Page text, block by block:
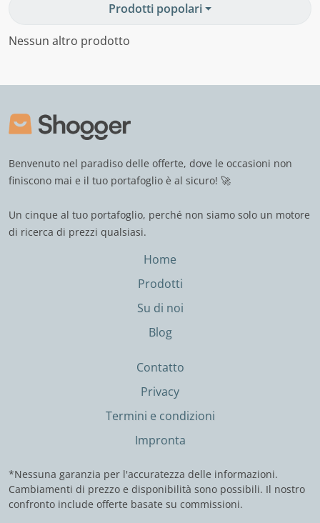
Prodotti popolari
Nessun altro prodotto
Benvenuto nel paradiso delle offerte, dove le occasioni non
finiscono mai e il tuo portafoglio è al sicuro! 🚀
Un cinque al tuo portafoglio, perché non siamo solo un motore
di ricerca di prezzi qualsiasi.
Home
Prodotti
Su di noi
Blog
Contatto
Privacy
Termini e condizioni
Impronta
*Nessuna garanzia per l'accuratezza delle informazioni.
Cambiamenti di prezzo e disponibilità sono possibili. Il nostro
confronto include offerte basate su commissioni.